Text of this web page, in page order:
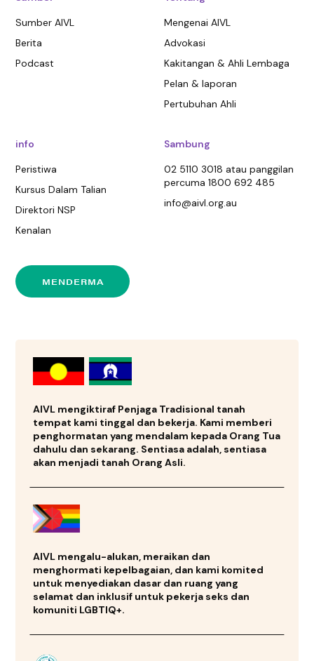
Sumber AIVL
Berita
Podcast
Mengenai AIVL
Advokasi
Kakitangan & Ahli Lembaga
Pelan & laporan
Pertubuhan Ahli
info
Peristiwa
Kursus Dalam Talian
Direktori NSP
Kenalan
Sambung
02 5110 3018 atau panggilan
percuma 1800 692 485
info@aivl.org.au
MENDERMA
AIVL mengiktiraf Penjaga Tradisional tanah
tempat kami tinggal dan bekerja. Kami memberi
penghormatan yang mendalam kepada Orang Tua
dahulu dan sekarang. Sentiasa adalah, sentiasa
akan menjadi tanah Orang Asli.
AIVL mengalu-alukan, meraikan dan
menghormati kepelbagaian, dan kami komited
untuk menyediakan dasar dan ruang yang
selamat dan inklusif untuk pekerja seks dan
komuniti LGBTIQ+.